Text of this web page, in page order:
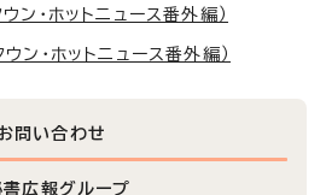
ン・ホットニュース番外編）
ン・ホットニュース番外編）
問い合わせ
広報グループ